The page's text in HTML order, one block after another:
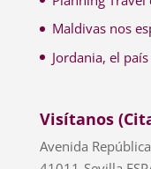
Maldivas nos
Jordania, el
Visítanos
Avenida